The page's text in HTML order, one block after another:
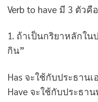
Verb to have มี 3 ตัวคื
1. ถ้าเป็นกริยาหลักใ
กิน”
Has จะใช้กับประธาน
Have จะใช้กับประธา